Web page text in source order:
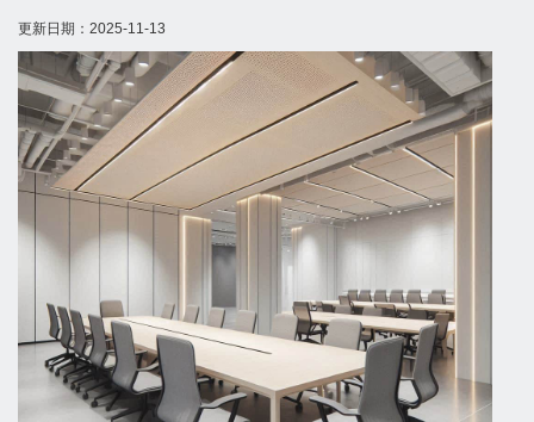
更新日期： 2025-11-13